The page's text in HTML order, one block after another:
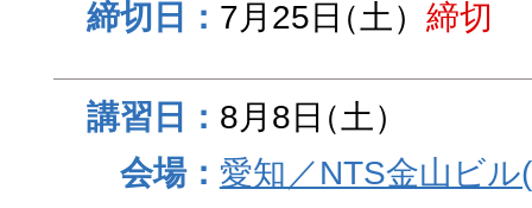
7月25日（土） 締切
8月8日（土）
愛知／NTS金山ビ